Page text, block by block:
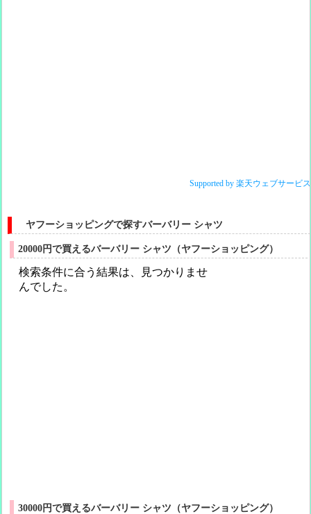
Supported by 楽天ウェブサービス
ヤフーショッピングで探すバーバリー シャツ
20000円で買えるバーバリー シャツ（ヤフーショッピング）
30000円で買えるバーバリー シャツ（ヤフーショッピング）